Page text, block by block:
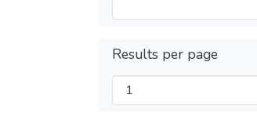
Results per page